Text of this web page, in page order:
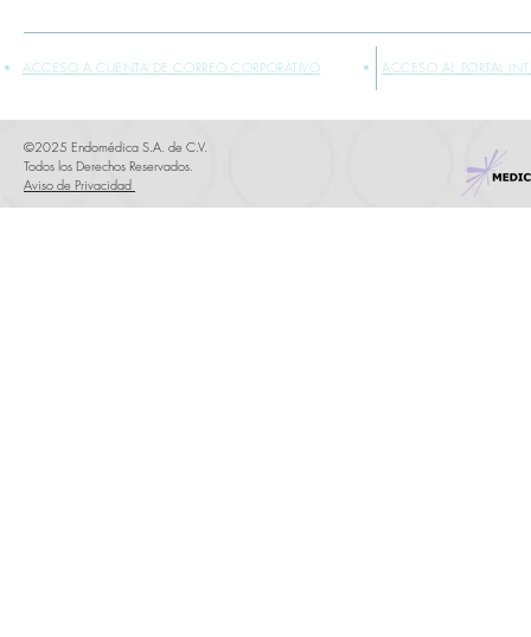
ACCESO A CUENTA DE CORREO CORPORATIVO ACCESO AL PORTAL
©2025 Endomédica S.A. de C.V.
Todos los Derechos Reservados.
Aviso de Privacidad